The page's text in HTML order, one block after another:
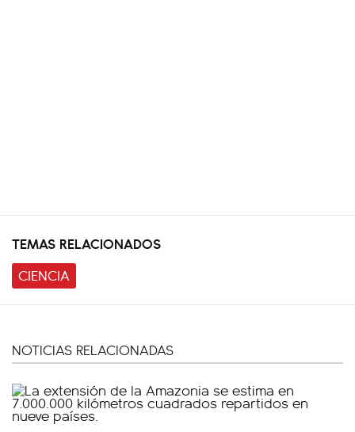
TEMAS RELACIONADOS
CIENCIA
NOTICIAS RELACIONADAS